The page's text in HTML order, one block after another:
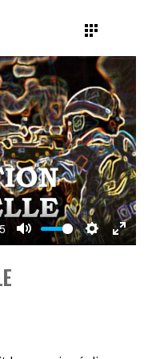
Mute Settings